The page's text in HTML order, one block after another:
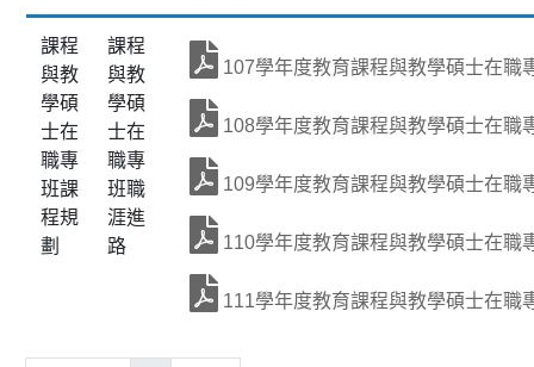
課程
與教
學碩
士在
職專
班課
程規
劃
課程
與教
學碩
士在
職專
班職
涯進
路
107學年度教育課程與教學碩士在職
108學年度教育課程與教學碩士在職
109學年度教育課程與教學碩士在職
110學年度教育課程與教學碩士在職
111學年度教育課程與教學碩士在職